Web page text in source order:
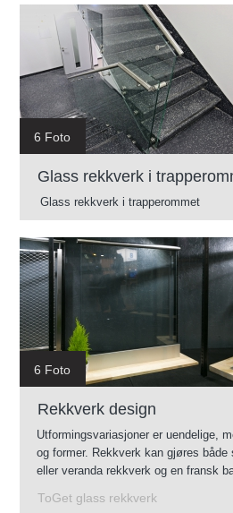
6 Foto
Glass rekkverk i
Glass rekkverk i trapperommet
6 Foto
Rekkverk design
Utformingsvariasjoner er uendelige,
og former. Rekkverk kan gjøres både
eller veranda rekkverk og en fransk
ToGet glass rekkverk